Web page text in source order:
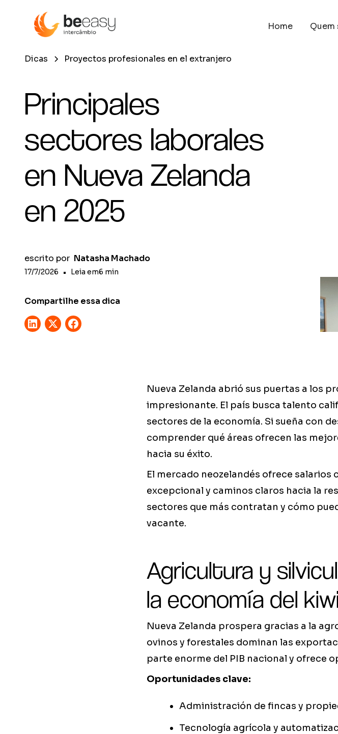
Home Quem
Dicas Proyectos profesionales en el extranjero
Principales
sectores laborales
en Nueva Zelanda
en 2025
escrito por Natasha Machado
17/7/2026 • Leia em6 min
Compartilhe essa dica
Nueva Zelanda abrió sus puertas a los
impresionante. El país busca talento
sectores de la economía. Si sueña con
comprender qué áreas ofrecen las
hacia su éxito.
El mercado neozelandés ofrece salarios
excepcional y caminos claros hacia la
sectores que más contratan y cómo
vacante.
Agricultura y
la economía del kiwi
Nueva Zelanda prospera gracias a la
ovinos y forestales dominan las
parte enorme del PIB nacional y ofrece
Oportunidades clave:
Administración de fincas y
Tecnología agrícola y